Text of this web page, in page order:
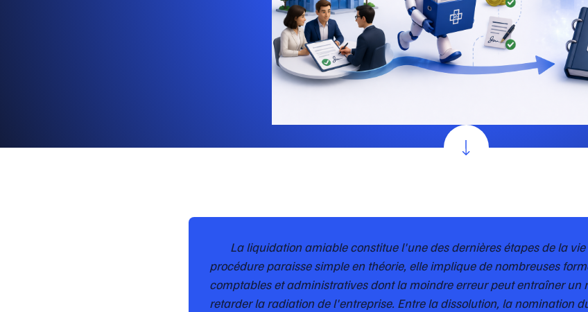
La liquidation amiable constitue l'une des dernières étapes de la
procédure paraisse simple en théorie, elle implique de nombreuses
comptables et administratives dont la moindre erreur peut entraîner un
retarder la radiation de l'entreprise. Entre la dissolution, la nomination